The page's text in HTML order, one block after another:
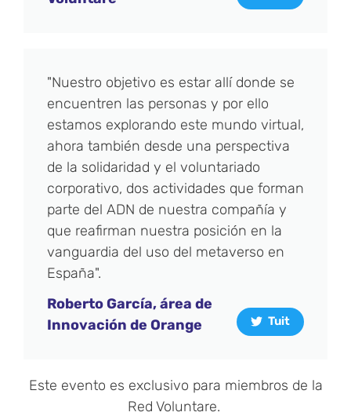
"Nuestro objetivo es estar allí donde se
encuentren las personas y por ello
estamos explorando este mundo virtual,
ahora también desde una perspectiva
de la solidaridad y el voluntariado
corporativo, dos actividades que forman
parte del ADN de nuestra compañía y
que reafirman nuestra posición en la
vanguardia del uso del metaverso en
España".
Roberto García, área de
Innovación de Orange​
Tuit
Este evento es exclusivo para miembros de la
Red Voluntare.